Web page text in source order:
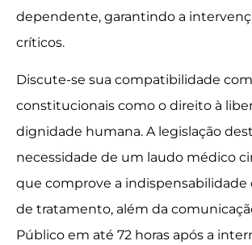
dependente, garantindo a
críticos.
Discute-se sua compatibilidade
constitucionais como o direito à
dignidade humana. A legislação
necessidade de um laudo médico
que comprove a indispensabilidade
de tratamento, além da
Público em até 72 horas após a